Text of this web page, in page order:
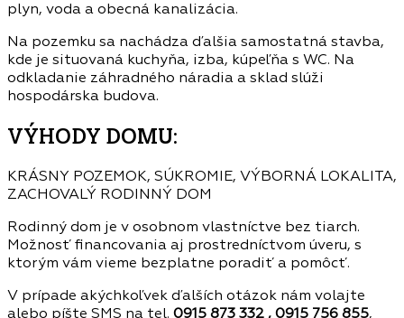
plyn, voda a obecná kanalizácia.
Na pozemku sa nachádza ďalšia samostatná stavba,
kde je situovaná kuchyňa, izba, kúpeľňa s WC. Na
odkladanie záhradného náradia a sklad slúži
hospodárska budova.
VÝHODY DOMU:
KRÁSNY POZEMOK, SÚKROMIE, VÝBORNÁ LOKALITA,
ZACHOVALÝ RODINNÝ DOM
Rodinný dom je v osobnom vlastníctve bez tiarch.
Možnosť financovania aj prostredníctvom úveru, s
ktorým vám vieme bezplatne poradiť a pomôcť.
V prípade akýchkoľvek ďalších otázok nám volajte
alebo píšte SMS na tel. 0915 873 332 , 0915 756 855,